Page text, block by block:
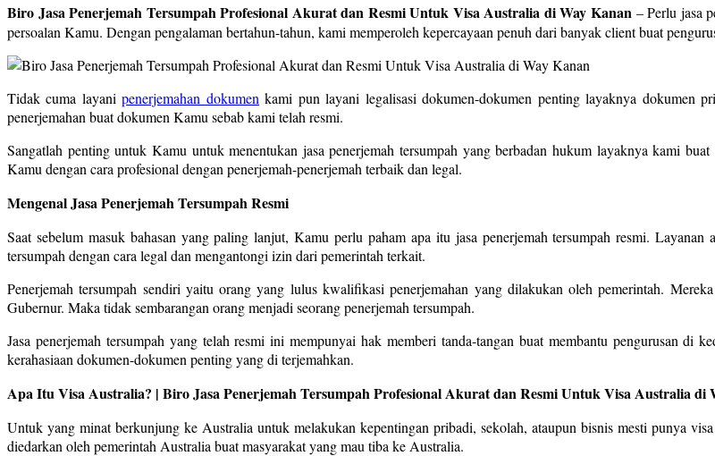
Biro Jasa Penerjemah Tersumpah Profesional Akurat dan Resmi Untuk Visa Australia di Way Kanan – Perlu jasa
persoalan Kamu. Dengan pengalaman bertahun-tahun, kami memperoleh kepercayaan penuh dari banyak client buat
Tidak cuma layanipenerjemahan dokumen kami pun layani legalisasi dokumen-dokumen penting layaknya dokumen
penerjemahan buat dokumen Kamu sebab kami telah resmi.
Sangatlah penting untuk Kamu untuk menentukan jasa penerjemah tersumpah yang berbadan hukum layaknya kami
Kamu dengan cara profesional dengan penerjemah-penerjemah terbaik dan legal.
Mengenal Jasa Penerjemah Tersumpah Resmi
Saat sebelum masuk bahasan yang paling lanjut, Kamu perlu paham apa itu jasa penerjemah tersumpah resmi.
tersumpah dengan cara legal dan mengantongi izin dari pemerintah terkait.
Penerjemah tersumpah sendiri yaitu orang yang lulus kwalifikasi penerjemahan yang dilakukan oleh pemerintah.
Gubernur. Maka tidak sembarangan orang menjadi seorang penerjemah tersumpah.
Jasa penerjemah tersumpah yang telah resmi ini mempunyai hak memberi tanda-tangan buat membantu pengurusan di
kerahasiaan dokumen-dokumen penting yang di terjemahkan.
Apa Itu Visa Australia? | Biro Jasa Penerjemah Tersumpah Profesional Akurat dan Resmi Untuk Visa Australia di
Untuk yang minat berkunjung ke Australia untuk melakukan kepentingan pribadi, sekolah, ataupun bisnis mesti punya
diedarkan oleh pemerintah Australia buat masyarakat yang mau tiba ke Australia.